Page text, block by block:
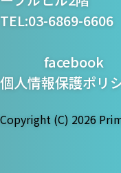
TEL:03-6869-6606
facebook
個人情報保護ポリ
Copyright (C) 2026